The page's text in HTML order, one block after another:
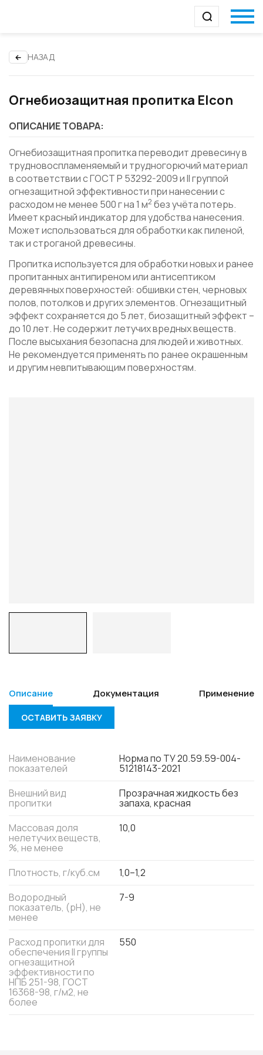
НАЗАД
Огнебиозащитная пропитка Elcon
ОПИСАНИЕ ТОВАРА:
Огнебиозащитная пропитка переводит древесину в
трудновоспламеняемый и трудногорючий материал
в соответствии с ГОСТ P 53292-2009 и II группой
огнезащитной эффективности при нанесении с
расходом не менее 500 г на 1 м2 без учёта потерь.
Имеет красный индикатор для удобства нанесения.
Может использоваться для обработки как пиленой,
так и строганой древесины.
Пропитка используется для обработки новых и ранее
пропитанных антипиреном или антисептиком
деревянных поверхностей: обшивки стен, черновых
полов, потолков и других элементов. Огнезащитный
эффект сохраняется до 5 лет, биозащитный эффект –
до 10 лет. Не содержит летучих вредных веществ.
После высыхания безопасна для людей и животных.
Не рекомендуется применять по ранее окрашенным
и другим невпитывающим поверхностям.
Описание Документация Применение
ОСТАВИТЬ ЗАЯВКУ
Наименование
показателей
Норма по ТУ 20.59.59-004-
51218143-2021
Внешний вид
пропитки
Прозрачная жидкость без
запаха, красная
Массовая доля
нелетучих веществ,
%, не менее
10,0
Плотность, г/куб.см
1,0–1,2
Водородный
показатель, (pH), не
менее
7-9
Расход пропитки для
обеспечения II группы
огнезащитной
эффективности по
НПБ 251-98, ГОСТ
16368-98, г/м2, не
более
550